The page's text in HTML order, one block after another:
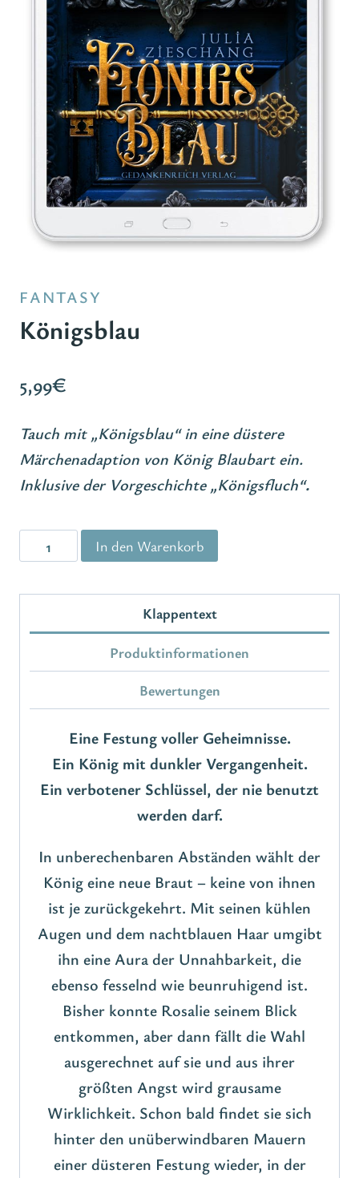
FANTASY
Königsblau
5,99€
Tauch mit „Königsblau“ in eine düstere
Märchenadaption von König Blaubart ein.
Inklusive der Vorgeschichte „Königsfluch“.
Königsblau
Menge
In den Warenkorb
Klappentext
Produktinformationen
Bewertungen
Eine Festung voller Geheimnisse.
Ein König mit dunkler Vergangenheit.
Ein verbotener Schlüssel, der nie benutzt
werden darf.
In unberechenbaren Abständen wählt der
König eine neue Braut – keine von ihnen
ist je zurückgekehrt. Mit seinen kühlen
Augen und dem nachtblauen Haar umgibt
ihn eine Aura der Unnahbarkeit, die
ebenso fesselnd wie beunruhigend ist.
Bisher konnte Rosalie seinem Blick
entkommen, aber dann fällt die Wahl
ausgerechnet auf sie und aus ihrer
größten Angst wird grausame
Wirklichkeit. Schon bald findet sie sich
hinter den unüberwindbaren Mauern
einer düsteren Festung wieder, in der